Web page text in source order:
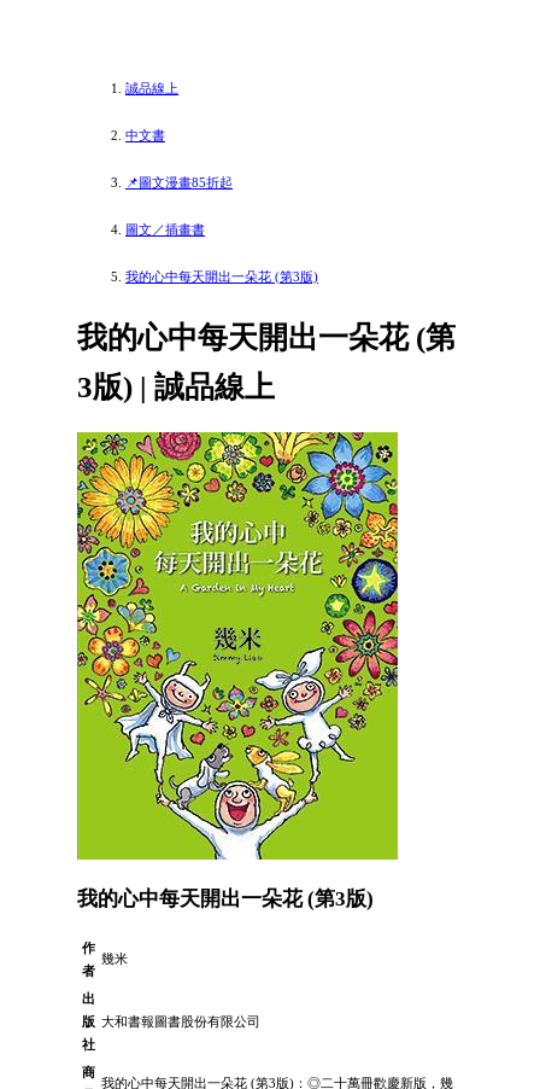
誠品線上
中文書
📌圖文漫畫85折起
圖文／插畫書
我的心中每天開出一朵花 (第3版)
我的心中每天開出一朵花 (第
3版) | 誠品線上
我的心中每天開出一朵花 (第3版)
作
者
幾米
出
版
社
大和書報圖書股份有限公司
商
我的心中每天開出一朵花 (第3版)：◎二十萬冊歡慶新版，幾